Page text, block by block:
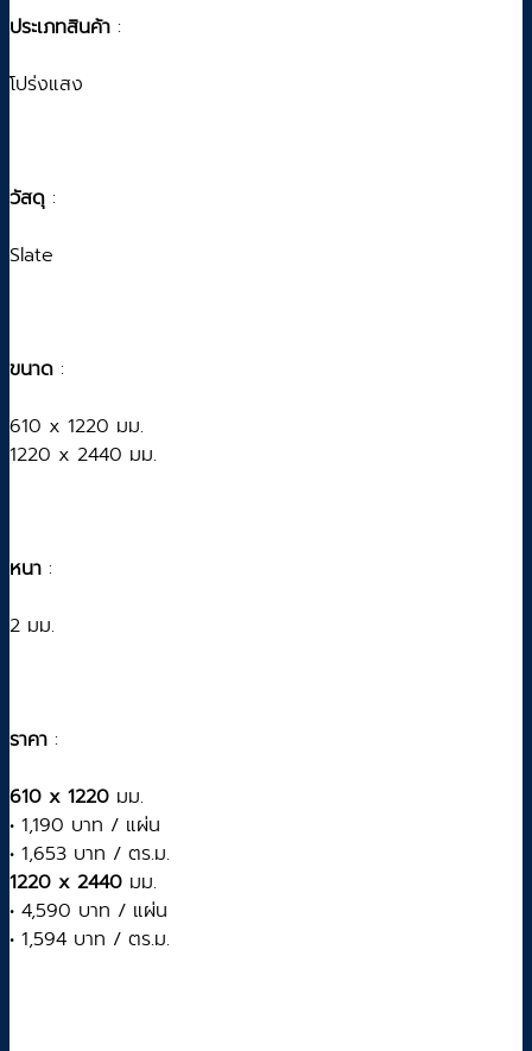
ประเภทสินค้า :
โปร่งแสง
วัสดุ :
Slate
ขนาด :
610 x 1220 มม.
1220 x 2440 มม.
หนา :
2 มม.
ราคา :
610 x 1220 มม.
• 1,190 บาท / แผ่น
• 1,653 บาท / ตร.ม.
1220 x 2440 มม.
• 4,590 บาท / แผ่น
• 1,594 บาท / ตร.ม.